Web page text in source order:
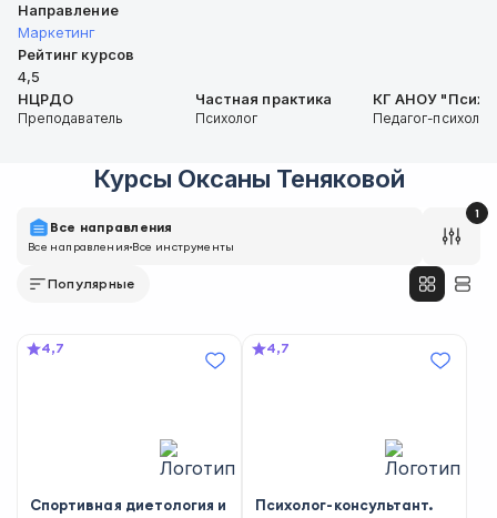
Направление
Маркетинг
Рейтинг курсов
4,5
НЦРДО
Преподаватель
Частная практика
Психолог
КГ АНОУ
Педагог-психолог
Курсы Оксаны Теняковой
Все направления
Все направленияВсе инструменты
1
Популярные
4,7
Спортивная диетология и
4,7
Психолог-консультант.